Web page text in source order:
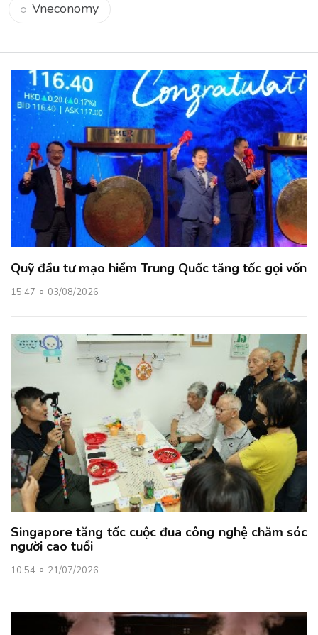
Vneconomy
Quỹ đầu tư mạo hiểm Trung Quốc tăng tốc gọi vốn
15:47 03/08/2026
Singapore tăng tốc cuộc đua công nghệ chăm sóc
người cao tuổi
10:54 21/07/2026